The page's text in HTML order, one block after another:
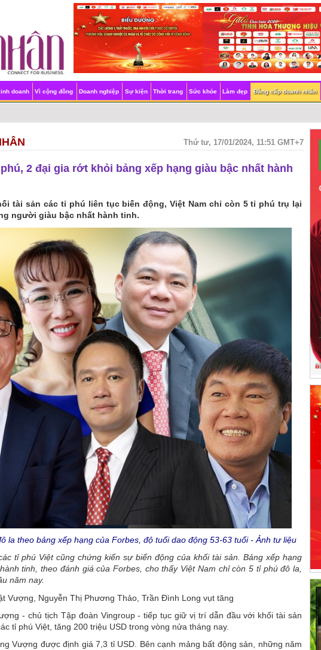
doanh Vì cộng đồng Doanh nghiệp Sự kiện Thời trang Sức khỏe Làm đẹp Đẳng cấp doanh nhân
Thứ tư, 17/01/2024, 11:51 GMT+7
2 đại gia rớt khỏi bảng xếp hạng giàu bậc nhất hành
tài sản các tỉ phú liên tục biến động, Việt Nam chỉ còn 5 tỉ phú trụ lại
người giàu bậc nhất hành tinh.
la theo bảng xếp hạng của Forbes, độ tuổi dao động 53-63 tuổi - Ảnh tư liệu
tỉ phú Việt cũng chứng kiến sự biến động của khối tài sản. Bảng xếp hạng
tinh, theo đánh giá của Forbes, cho thấy Việt Nam chỉ còn 5 tỉ phú đô la,
năm nay.
Vượng, Nguyễn Thị Phương Thảo, Trần Đình Long vụt tăng
- chủ tịch Tập đoàn Vingroup - tiếp tục giữ vị trí dẫn đầu với khối tài sản
tỉ phú Việt, tăng 200 triệu USD trong vòng nửa tháng nay.
Vượng được định giá 7,3 tỉ USD. Bên cạnh mảng bất động sản, những năm